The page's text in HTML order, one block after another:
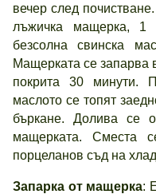
вечер след
лъжичка мащерка,
безсолна свинска
Мащерката се запарва
покрита 30 минути.
маслото се топят
бъркане. Долива се
мащерката. Сместа
порцеланов съд на
Запарка от мащерка: